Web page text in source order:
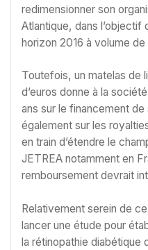
redimensionner son
Atlantique, dans l’objectif
horizon 2016 à volume
Toutefois, un matelas de
d’euros donne à la
ans sur le financement
également sur les
en train d’étendre le
JETREA notamment en
remboursement devrait
Relativement serein de
lancer une étude pour
la rétinopathie diabétique